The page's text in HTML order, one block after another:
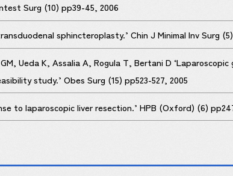
Surg (10) pp39-45, 2006
sphincteroplasty.’ Chin J Minimal Inv Surg
Ueda K, Assalia A, Rogula T, Bertani D
study.’ Obes Surg (15) pp523-527, 2005
to laparoscopic liver resection.’ HPB (Oxford) (6)